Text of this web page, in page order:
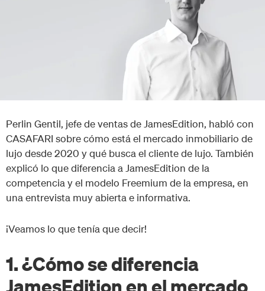
Perlin Gentil, jefe de ventas de JamesEdition, habló con
CASAFARI sobre cómo está el mercado inmobiliario de
lujo desde 2020 y qué busca el cliente de lujo. También
explicó lo que diferencia a JamesEdition de la
competencia y el modelo Freemium de la empresa, en
una entrevista muy abierta e informativa.
¡Veamos lo que tenía que decir!
1. ¿Cómo se diferencia
JamesEdition en el mercado